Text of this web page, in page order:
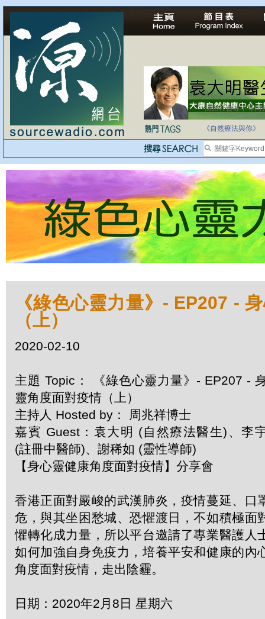
法治社會並不等同
自家教育合法化-
《自然療法與你》
《綠色心靈力量》- EP207 -
（上）
2020-02-10
主題 Topic： 《綠色心靈力量》- EP207 -
靈角度面對疫情（上）
主持人 Hosted by： 周兆祥博士
嘉賓 Guest：袁大明 (自然療法醫生)、李
(註冊中醫師)、謝稀如 (靈性導師)
【身心靈健康角度面對疫情】分享會
香港正面對嚴峻的武漢肺炎，疫情蔓延、口
危，與其坐困愁城、恐懼渡日，不如積極面
懼轉化成力量，所以平台邀請了專業醫護人
如何加強自身免疫力，培養平安和健康的內
角度面對疫情，走出陰霾。
日期：2020年2月8日 星期六